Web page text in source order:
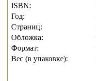
ISBN:
Год:
Страниц:
Обложка:
Формат:
Вес (в упаковке):